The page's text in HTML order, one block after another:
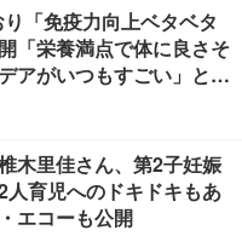
「免疫力向上ベタベタ
「栄養満点で体に良さそ
アがいつもすごい」と反
木里佳さん、第2子妊娠
人育児へのドキドキもあ
エコーも公開